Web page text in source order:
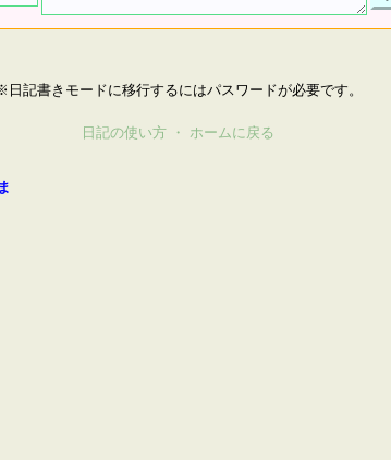
日記書きモードに移行するにはパスワードが必要です。
日記の使い方 ・ ホームに戻る